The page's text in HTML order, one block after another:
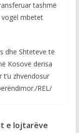
tashmë
mbetet
dhe Shteteve të
Kosovë derisa
zhvendosur
REL/
e lojtarëve